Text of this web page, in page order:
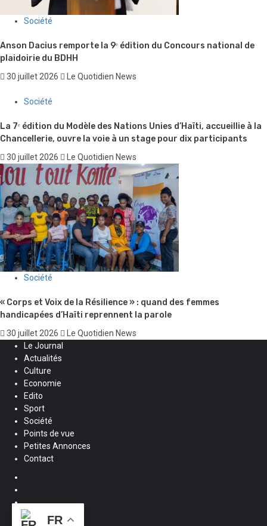
Société
Anson Dacius remporte la 9ᵉ édition du Concours national de
plaidoirie du BDHH
30 juillet 2026 Le Quotidien News
Société
La 7ᵉ édition du Modèle des Nations Unies d’Haïti, accueillie à la
Chancellerie, ouvre la voie à un stage pour dix participants
30 juillet 2026 Le Quotidien News
Société
« Corps et Voix de la Résilience » : quand des femmes
handicapées d’Haïti reprennent la parole
30 juillet 2026
Le Quotidien News
Le Journal
Actualités
Culture
Economie
Edito
Sport
Société
Points de vue
Petites Annonces
Contact
Twitter
YoutubeFR